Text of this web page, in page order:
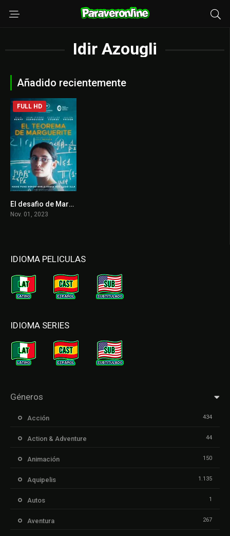
Idir Azougli
Añadido recientemente
6.8
FULL HD
El desafio de Marguerite
Nov. 01, 2023
IDIOMA PELICULAS
IDIOMA SERIES
Géneros
Acción 434
Action & Adventure 44
Animación 150
Aquipelis 1.135
Autos 1
Aventura 267